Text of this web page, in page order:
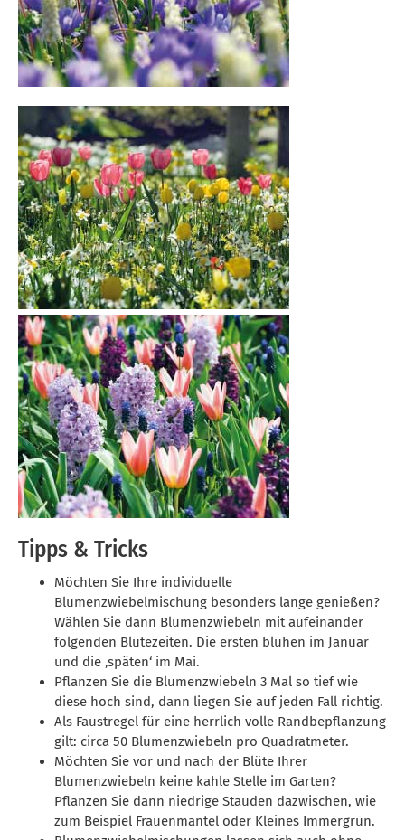
Tipps & Tricks
Möchten Sie Ihre individuelle
Blumenzwiebelmischung besonders lange genießen?
Wählen Sie dann Blumenzwiebeln mit aufeinander
folgenden Blütezeiten. Die ersten blühen im Januar
und die ‚späten‘ im Mai.
Pflanzen Sie die Blumenzwiebeln 3 Mal so tief wie
diese hoch sind, dann liegen Sie auf jeden Fall richtig.
Als Faustregel für eine herrlich volle Randbepflanzung
gilt: circa 50 Blumenzwiebeln pro Quadratmeter.
Möchten Sie vor und nach der Blüte Ihrer
Blumenzwiebeln keine kahle Stelle im Garten?
Pflanzen Sie dann niedrige Stauden dazwischen, wie
zum Beispiel Frauenmantel oder Kleines Immergrün.